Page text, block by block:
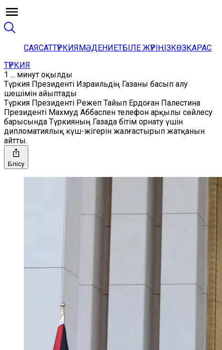
САЯСАТТҮРКИЯМӘДЕНИЕТБІЛЕ ЖҮРІҢІЗКӨЗҚАРАС
ТҮРКИЯ
1 ... минут оқылды
Түркия Президенті Израильдің Газаны басып алу
шешімін айыптады
Түркия Президенті Режеп Тайып Ердоған Палестина
Президенті Махмуд Аббаспен телефон арқылы сөйлесу
барысында Түркияның Газада бітім орнату үшін
дипломатиялық күш-жігерін жалғастырып жатқанын
айтты.
Бөлісу